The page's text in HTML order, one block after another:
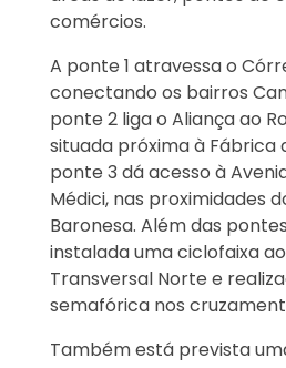
comércios.
A ponte 1 atravessa o
conectando os bairros
ponte 2 liga o Aliança ao
situada próxima à Fábrica
ponte 3 dá acesso à
Médici, nas proximidades
Baronesa. Além das
instalada uma ciclofaixa
Transversal Norte e
semafórica nos
Também está prevista